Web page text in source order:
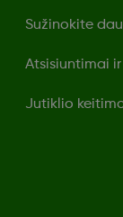
Sužinokite
Atsisiuntimai
Jutiklio